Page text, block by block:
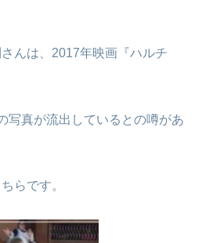
んは、2017年映画『ハルチ
写真が流出しているとの噂があ
らです。